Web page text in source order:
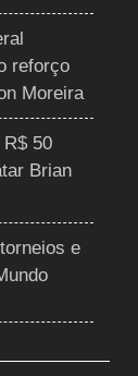
reforço
Moreira
50
Brian
e